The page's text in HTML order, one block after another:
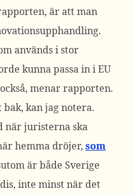
är att man
används i stor
kunna passa in i EU
menar rapporten.
kan jag notera.
när juristerna ska
hemma dröjer, som
är både Sverige
inte minst när det